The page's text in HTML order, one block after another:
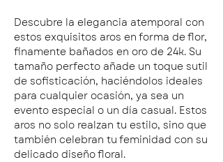
Descubre la elegancia atemporal con
estos exquisitos aros en forma de flor,
finamente bañados en oro de 24k. Su
tamaño perfecto añade un toque sutil
de sofisticación, haciéndolos ideales
para cualquier ocasión, ya sea un
evento especial o un día casual. Estos
aros no solo realzan tu estilo, sino que
también celebran tu feminidad con su
delicado diseño floral.